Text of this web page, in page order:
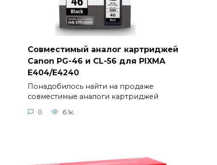
Совместимый аналог картриджей
Canon PG-46 и CL-56 для PIXMA
E404/E4240
Понадобилось найти на продаже
совместимые аналоги картриджей
0 6.1к.